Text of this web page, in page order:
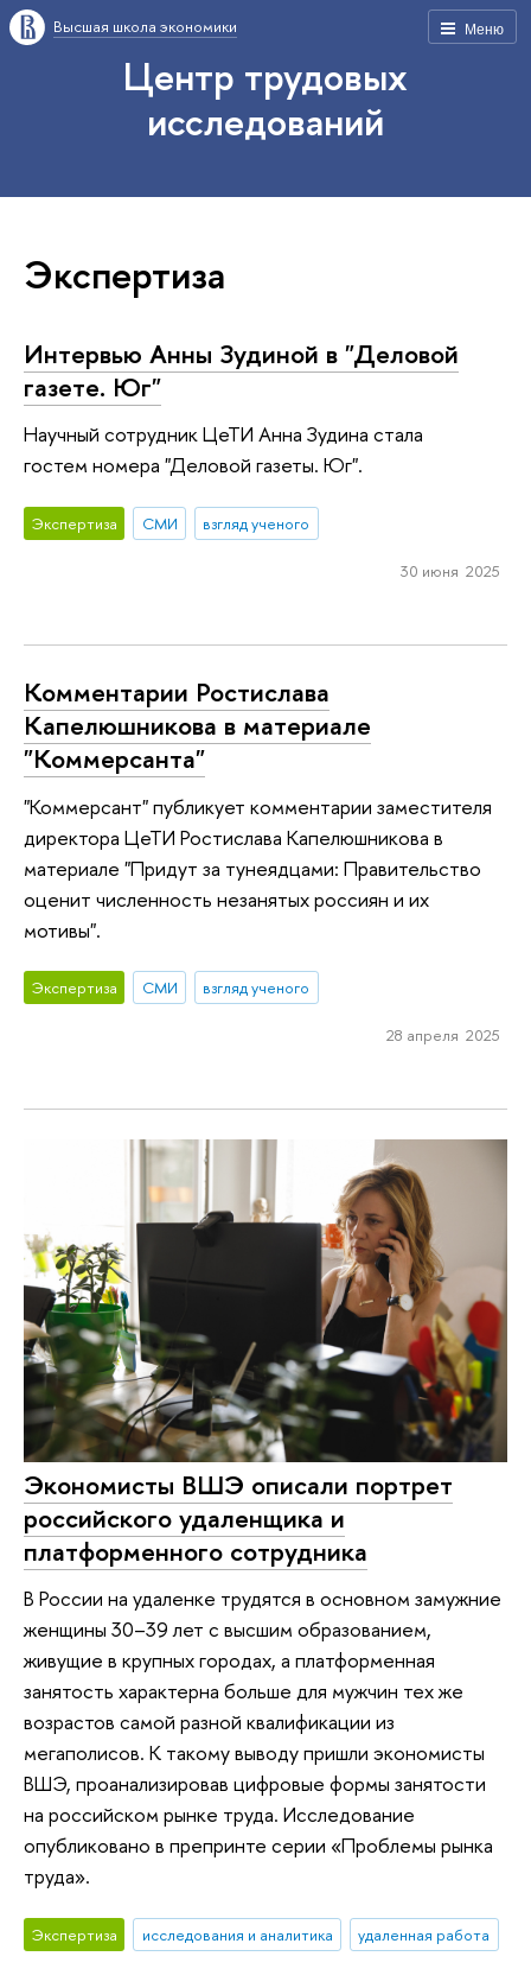
Меню
Высшая школа экономики
Центр трудовых
исследований
Экспертиза
Интервью Анны Зудиной в "Деловой
газете. Юг"
Научный сотрудник ЦеТИ Анна Зудина стала
гостем номера "Деловой газеты. Юг".
Экспертиза СМИ взгляд ученого
30 июня 2025
Комментарии Ростислава
Капелюшникова в материале
"Коммерсанта"
"Коммерсант" публикует комментарии заместителя
директора ЦеТИ Ростислава Капелюшникова в
материале "Придут за тунеядцами: Правительство
оценит численность незанятых россиян и их
мотивы".
Экспертиза СМИ взгляд ученого
28 апреля 2025
Экономисты ВШЭ описали портрет
российского удаленщика и
платформенного сотрудника
В России на удаленке трудятся в основном замужние
женщины 30–39 лет с высшим образованием,
живущие в крупных городах, а платформенная
занятость характерна больше для мужчин тех же
возрастов самой разной квалификации из
мегаполисов. К такому выводу пришли экономисты
ВШЭ, проанализировав цифровые формы занятости
на российском рынке труда. Исследование
опубликовано в препринте серии «Проблемы рынка
труда».
Экспертиза исследования и аналитика удаленная работа